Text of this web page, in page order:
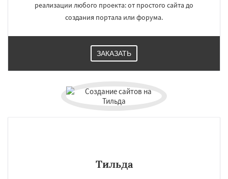
реализации любого проекта: от простого сайта до
создания портала или форума.
ЗАКАЗАТЬ
Тильда